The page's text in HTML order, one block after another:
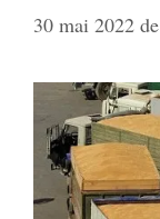
30 mai 2022 de